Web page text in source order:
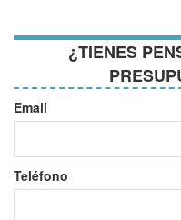
¿TIENES
Email
Teléfono